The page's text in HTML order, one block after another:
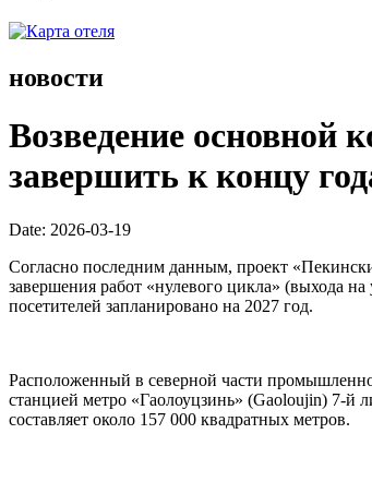
новости
Возведение основной
завершить к концу
Date: 2026-03-19
Согласно последним данным, проект
завершения работ «нулевого цикла» (выхода
посетителей запланировано на 2027 год.
Расположенный в северной части
станцией метро «Гаолоуцзинь» (Gaoloujin) 7-й
составляет около 157 000 квадратных метров.